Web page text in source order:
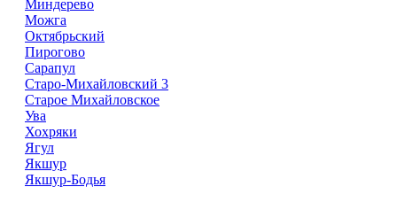
Миндерево
Можга
Октябрьский
Пирогово
Сарапул
Старо-Михайловский 3
Старое Михайловское
Ува
Хохряки
Ягул
Якшур
Якшур-Бодья